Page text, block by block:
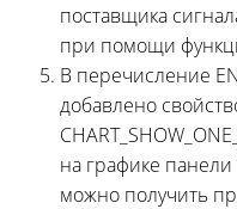
поставщика
при помощи
В перечисление
добавлено
на графике
можно получить